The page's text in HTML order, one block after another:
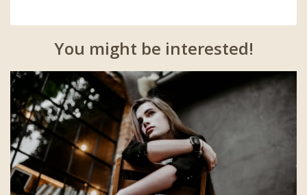
You might be interested!